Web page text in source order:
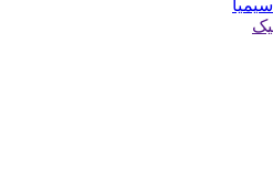
سیمیا